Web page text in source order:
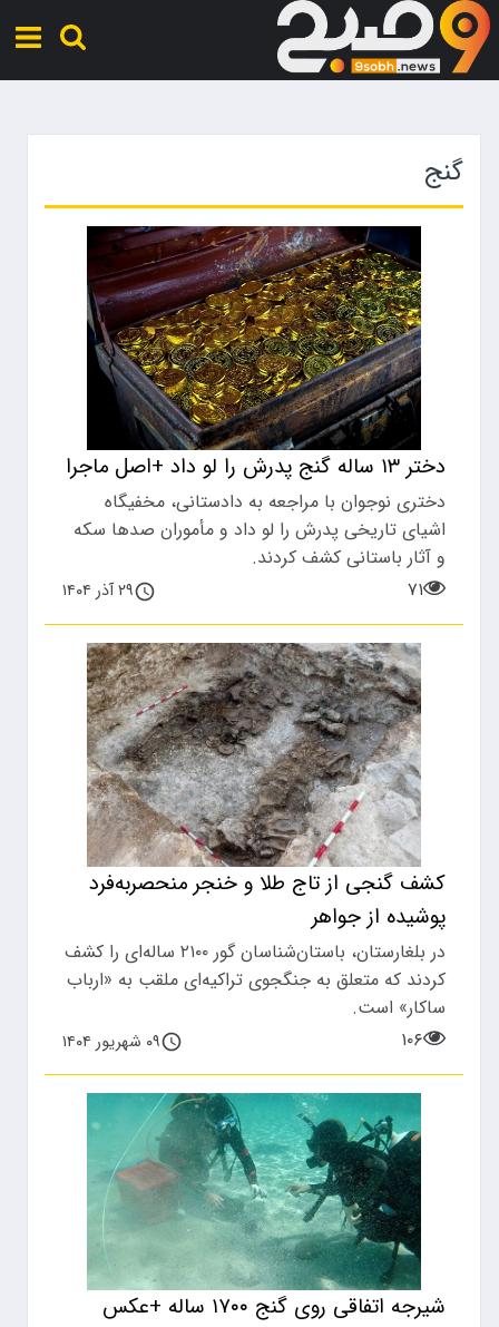
گنج
دختر ۱۳ ساله گنج پدرش را لو داد +اصل ماجرا
دختری نوجوان با مراجعه به دادستانی، مخفیگاه
اشیای تاریخی پدرش را لو داد و مأموران صدها سکه
و آثار باستانی کشف کردند.
۷۱
۲۹ آذر ۱۴۰۴
کشف گنجی از تاج طلا و خنجر منحصربه‌فرد
پوشیده از جواهر
در بلغارستان، باستان‌شناسان گور ۲۱۰۰ ساله‌ای را کشف
کردند که متعلق به جنگجوی تراکیه‌ای ملقب به «ارباب
ساکار» است.
۱۰۶
۰۹ شهریور ۱۴۰۴
شیرجه اتفاقی روی گنج ۱۷۰۰ ساله +عکس